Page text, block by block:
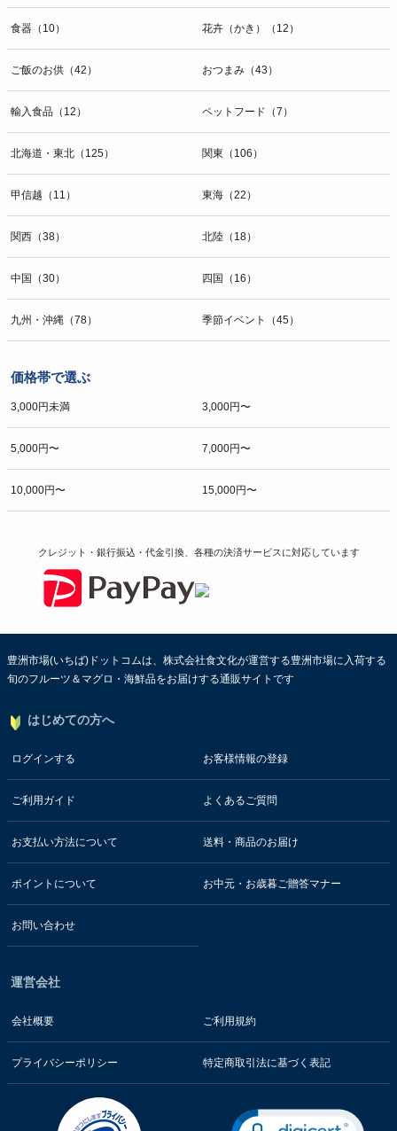
食器（10） 花卉（かき）（12）
ご飯のお供（42） おつまみ（43）
輸入食品（12） ペットフード（7）
北海道・東北（125） 関東（106）
甲信越（11） 東海（22）
関西（38） 北陸（18）
中国（30） 四国（16）
九州・沖縄（78） 季節イベント（45）
価格帯で選ぶ
3,000円未満 3,000円〜
5,000円〜 7,000円〜
10,000円〜 15,000円〜
クレジット・銀行振込・代金引換、各種の決済サービスに対応しています
豊洲市場(いちば)ドットコムは、株式会社食文化が運営する豊洲市場に入荷する
旬のフルーツ＆マグロ・海鮮品をお届けする通販サイトです
はじめての方へ
ログインする お客様情報の登録
ご利用ガイド よくあるご質問
お支払い方法について 送料・商品のお届け
ポイントについて お中元・お歳暮ご贈答マナー
お問い合わせ
運営会社
会社概要 ご利用規約
プライバシーポリシー 特定商取引法に基づく表記